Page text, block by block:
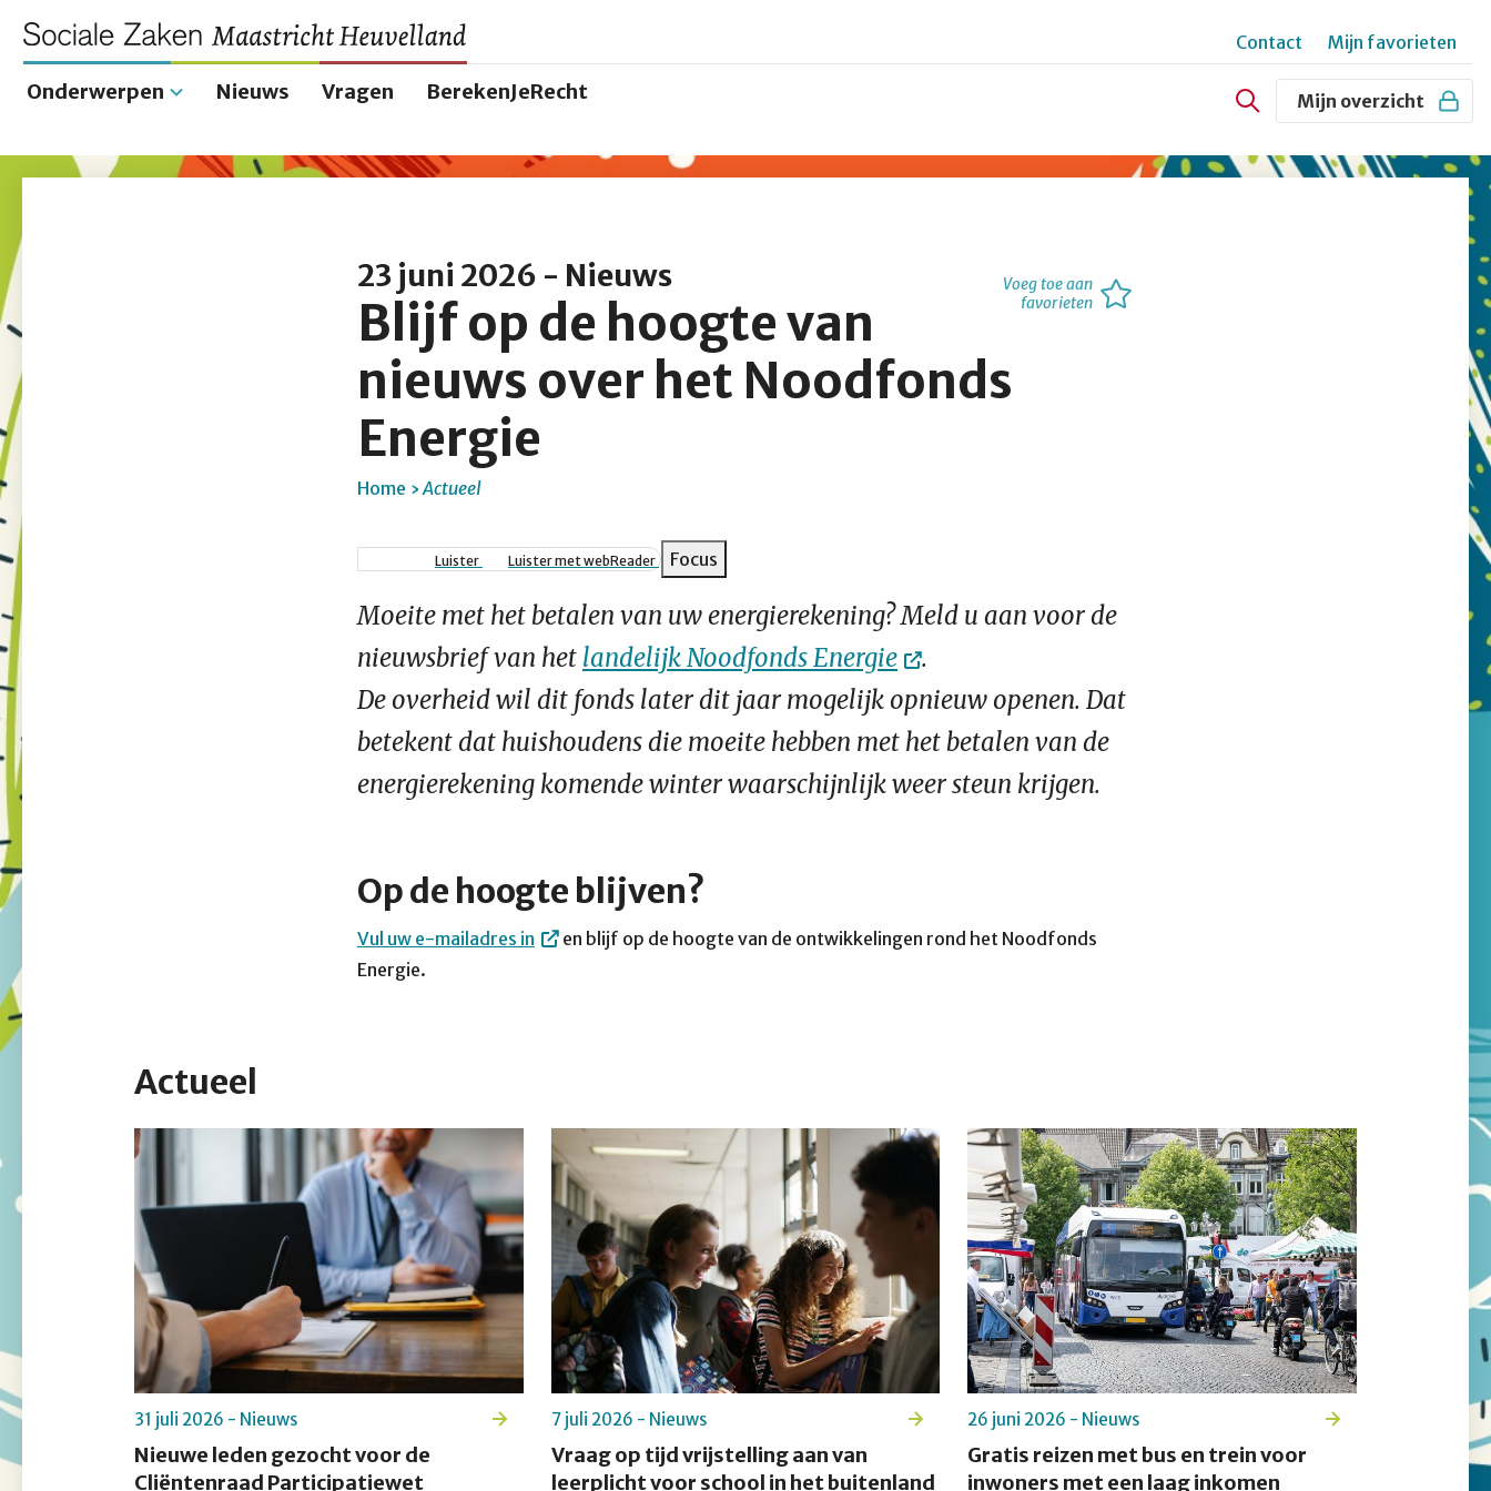
Hoofdnavigatie
Onderwerpen Nieuws Vragen BerekenJeRecht
Secundair
menu
Contact Mijn favorieten
Mijn overzicht
Voeg toe aan
favorieten
23 juni 2026 - Nieuws
Blijf op de hoogte van
nieuws over het Noodfonds
Energie
Kruimelpad
Home Actueel
Luister Luister met webReader Focus
Moeite met het betalen van uw energierekening? Meld u aan voor de
nieuwsbrief van het landelijk Noodfonds Energie
.
De overheid wil dit fonds later dit jaar mogelijk opnieuw openen. Dat
betekent dat huishoudens die moeite hebben met het betalen van de
energierekening komende winter waarschijnlijk weer steun krijgen.
Op de hoogte blijven?
Vul uw e-mailadres in
en blijf op de hoogte van de ontwikkelingen rond het Noodfonds
Energie.
Actueel
Nieuwe leden gezocht voor de
Cliëntenraad Participatiewet
31 juli 2026 - Nieuws
Vraag op tijd vrijstelling aan van
leerplicht voor school in het buitenland
7 juli 2026 - Nieuws
Gratis reizen met bus en trein voor
inwoners met een laag inkomen
26 juni 2026 - Nieuws